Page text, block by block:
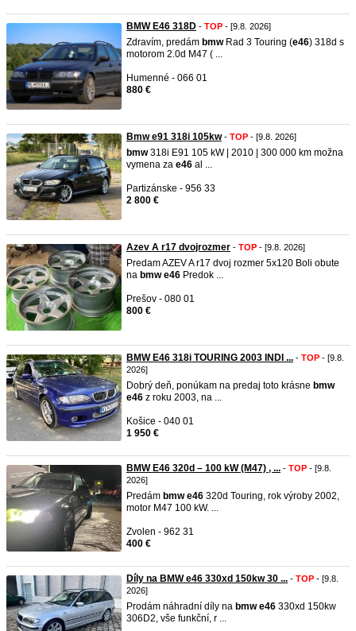
BMW E46 318D - TOP - [9.8. 2026]
Zdravím, predám bmwRad 3 Touring (e46) 318d s
motorom 2.0d M47 ( ...
Humenné - 066 01
880 €
Bmw e91 318i 105kw- TOP - [9.8. 2026]
bmw318i E91 105 kW | 2010 | 300 000 km možna
vymena za e46 al ...
Partizánske - 956 33
2 800 €
Azev A r17 dvojrozmer - TOP - [9.8. 2026]
Predam AZEV A r17 dvoj rozmer 5x120 Boli obute
na bmw e46 Predok ...
Prešov - 080 01
800 €
BMW E46 318i TOURING 2003 INDI ... - TOP - [9.8.
2026]
Dobrý deň, ponúkam na predaj toto krásne bmw
e46 z roku 2003, na ...
Košice - 040 01
1 950 €
BMW E46 320d – 100 kW (M47) , ... - TOP - [9.8.
2026]
Predám bmw e46 320d Touring, rok výroby 2002,
motor M47 100 kW. ...
Zvolen - 962 31
400 €
Díly na BMW e46 330xd 150kw 30 ... - TOP - [9.8.
2026]
Prodám náhradní díly na bmw e46 330xd 150kw
306D2, vše funkční, r ...